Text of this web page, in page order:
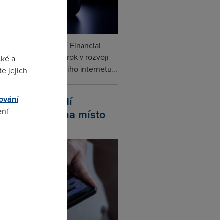
podle informací Financial
připravuje další krok v rozvoji
Vedle satelitního internetu...
zavádí
jména místo
a
jejich